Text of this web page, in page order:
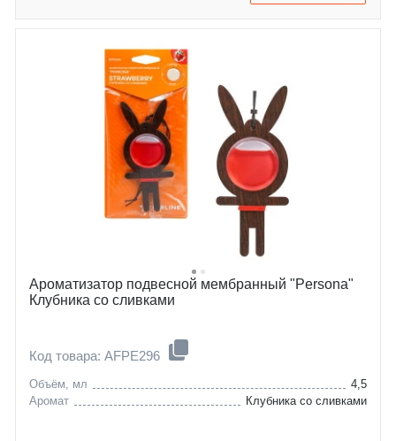
Ароматизатор подвесной мембранный "Persona"
Клубника со сливками
Код товара: AFPE296
Объём, мл
4,5
Аромат
Клубника со сливками